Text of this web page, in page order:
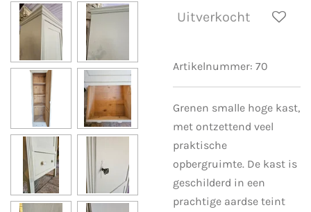
Uitverkocht
Artikelnummer: 70
Grenen smalle hoge kast,
met ontzettend veel
praktische
opbergruimte. De kast is
geschilderd in een
prachtige aardse teint